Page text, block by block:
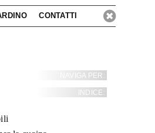
CONTATTI
NAVIGA PER:
INDICE: